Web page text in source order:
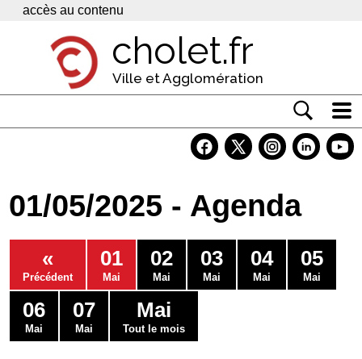
Panneau de gestion des cookies
accès au contenu
cholet.fr
Ville et Agglomération
Economie
Services
Contacts
01/05/2025 - Agenda
«
Précédent
01
Mai
02
Mai
03
Mai
04
Mai
05
Mai
06
Mai
07
Mai
Mai
Tout le mois